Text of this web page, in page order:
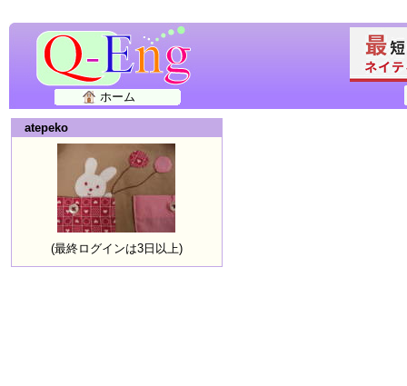
ホーム
atepeko
(最終ログインは3日以上)